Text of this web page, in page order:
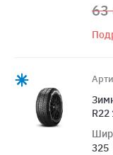
63
R22
325